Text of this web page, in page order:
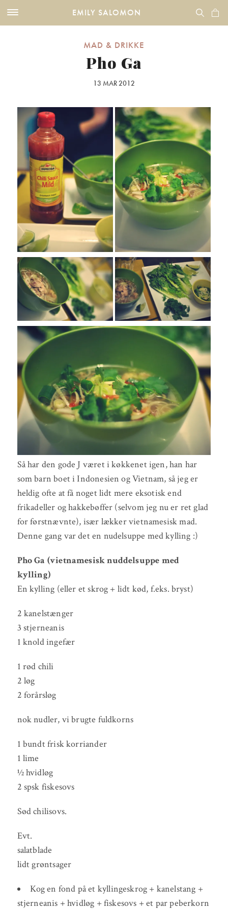
EMILY SALOMON
MAD & DRIKKE
Pho Ga
13 MAR 2012
Så har den gode J været i køkkenet igen, han har
som barn boet i Indonesien og Vietnam, så jeg er
heldig ofte at få noget lidt mere eksotisk end
frikadeller og hakkebøffer (selvom jeg nu er ret glad
for førstnævnte), især lækker vietnamesisk mad.
Denne gang var det en nudelsuppe med kylling :)
Pho Ga (vietnamesisk nuddelsuppe med
kylling)
En kylling (eller et skrog + lidt kød, f.eks. bryst)
2 kanelstænger
3 stjerneanis
1 knold ingefær
1 rød chili
2 løg
2 forårsløg
nok nudler, vi brugte fuldkorns
1 bundt frisk korriander
1 lime
½ hvidløg
2 spsk fiskesovs
Sød chilisovs.
Evt.
salatblade
lidt grøntsager
Kog en fond på et kyllingeskrog + kanelstang +
stjerneanis + hvidløg + fiskesovs + et par peberkorn